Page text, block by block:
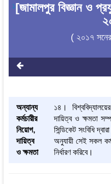
1[জামালপুর বিজ্ঞান ও
( ২০১৭
অন্যান্য
কর্মচারীর
নিয়োগ,
দায়িত্ব
ও ক্ষমতা
১৪।
দায়িত্ব ও ক্ষমতা
সিন্ডিকেট সংবিধি
অনুযায়ী সেই সকল
নির্ধারণ করিবে।